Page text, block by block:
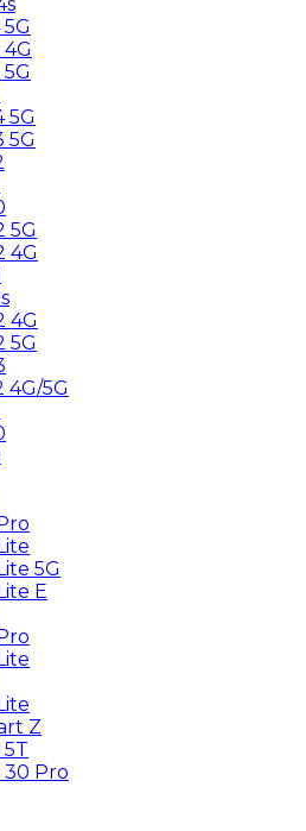
5G
5G
5G
4G
4G
5G
4G/5G
5G
E
Z
30 Pro